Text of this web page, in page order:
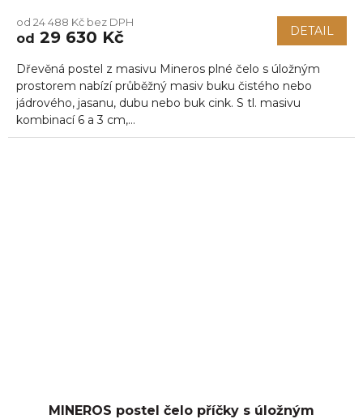
od 24 488 Kč bez DPH
od 29 630 Kč DETAIL
Dřevěná postel z masivu Mineros plné čelo s úložným
prostorem nabízí průběžný masiv buku čistého nebo
jádrového, jasanu, dubu nebo buk cink. S tl. masivu
kombinací 6 a 3 cm,...
MINEROS postel čelo příčky s úložným